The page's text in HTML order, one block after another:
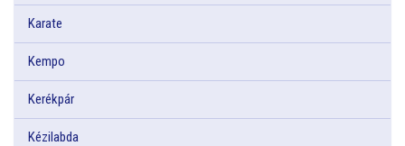
Karate
Kempo
Kerékpár
Kézilabda